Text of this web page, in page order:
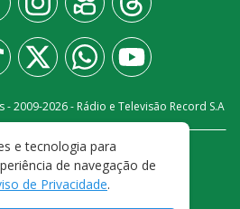
- 2009-2026- Rádio e Televisão Record S.A
CONOSCO
PRIVACIDADE
E CONDIÇÕES DE USO
e tecnologia para
de navegação de
de Privacidade.